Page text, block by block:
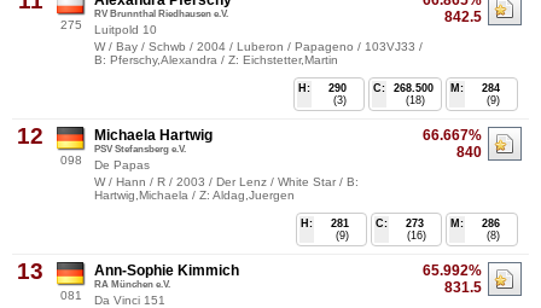
275
842.5
RV Brunnthal Riedhausen e.V.
Luitpold 10
W / Bay / Schwb / 2004 / Luberon / Papageno / 103VJ33 /
B: Pferschy,Alexandra / Z: Eichstetter,Martin
M:
284
(9)
C:
268.500
(18)
H:
290
(3)
12
098
66.667%
840
Michaela Hartwig
PSV Stefansberg e.V.
De Papas
W / Hann / R / 2003 / Der Lenz / White Star / B:
Hartwig,Michaela / Z: Aldag,Juergen
M:
286
(8)
C:
273
(16)
H:
281
(9)
13
081
65.992%
831.5
Ann-Sophie Kimmich
RA München e.V.
Da Vinci 151